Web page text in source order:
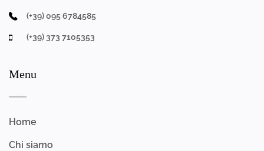
(+39) 095 6784585
(+39) 373 7105353
Menu
Home
Chi siamo